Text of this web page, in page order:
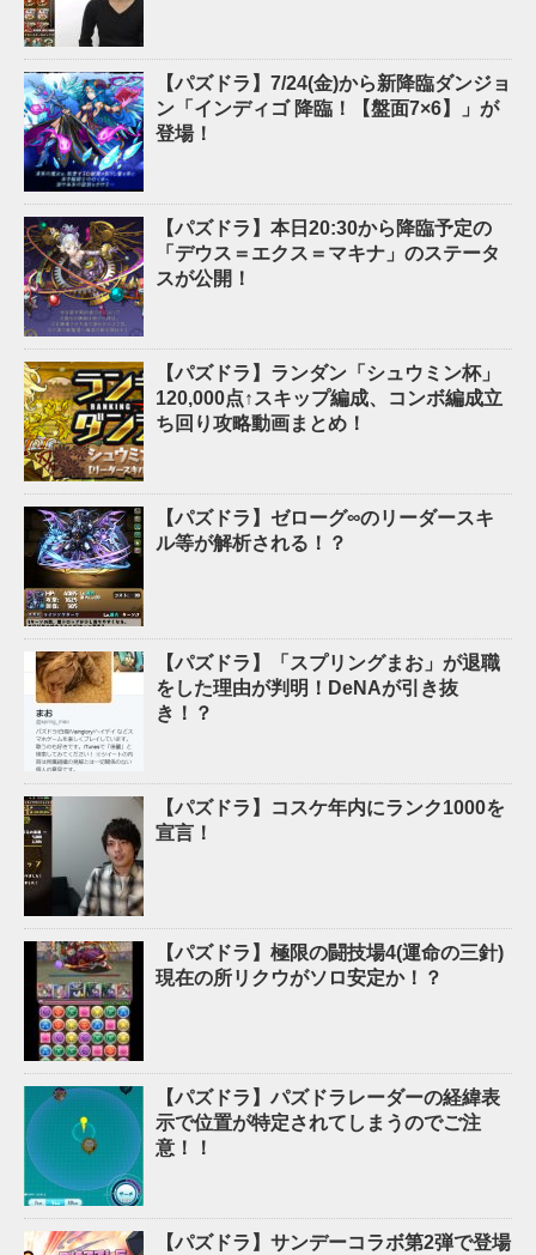
【パズドラ】7/24(金)から新降臨ダンジョ
ン「インディゴ 降臨！【盤面7×6】」が
登場！
【パズドラ】本日20:30から降臨予定の
「デウス＝エクス＝マキナ」のステータ
スが公開！
【パズドラ】ランダン「シュウミン杯」
120,000点↑スキップ編成、コンボ編成立
ち回り攻略動画まとめ！
【パズドラ】ゼローグ∞のリーダースキ
ル等が解析される！？
【パズドラ】「スプリングまお」が退職
をした理由が判明！DeNAが引き抜
き！？
【パズドラ】コスケ年内にランク1000を
宣言！
【パズドラ】極限の闘技場4(運命の三針)
現在の所リクウがソロ安定か！？
【パズドラ】パズドラレーダーの経緯表
示で位置が特定されてしまうのでご注
意！！
【パズドラ】サンデーコラボ第2弾で登場